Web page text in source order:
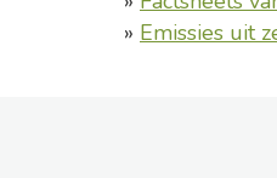
» Emissies uit